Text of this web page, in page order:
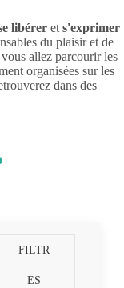
libérer et s'exprimer
du plaisir et de
allez parcourir les
organisées sur les
dans des
FILTR
ES